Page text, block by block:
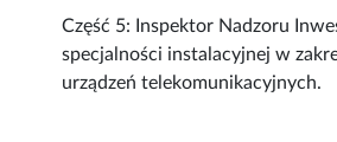
Część 5: Inspektor Nadzoru
specjalności instalacyjnej w
urządzeń telekomunikacyjnych.